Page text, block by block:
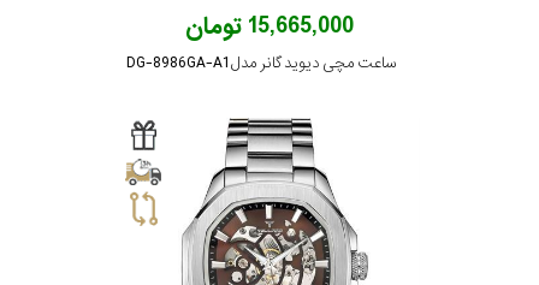
15,665,000 تومان
ساعت مچی دیوید گانر مدل DG-8986GA-A1